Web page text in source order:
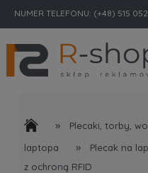
NUMER TELEFONU: (+48) 515
» Plecaki, torby,
laptopa
»
Plecak na
z ochroną RFID